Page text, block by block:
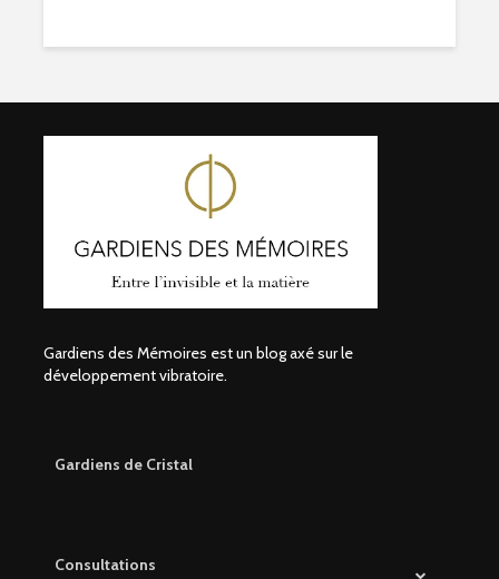
Gardiens des Mémoires est un blog axé sur le
développement vibratoire.
Gardiens de Cristal
Consultations